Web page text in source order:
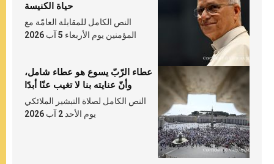
حياة الكنيسة
النص الكامل للمقابلة العامّة مع
المؤمنين يوم الأربعاء 5 آب 2026
عطاء الرّبّ يسوع هو عطاء شامل،
وأنّ عنايته بنا لا تغيب عنّا أبدًا
النص الكامل لصلاة التبشير الملائكي
يوم الأحد 2 آب 2026